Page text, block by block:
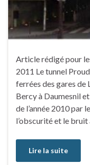
Article rédigé pour
2011 Le tunnel
ferrées des gares de
Bercy à Daumesnil
de l’année 2010 par
l’obscurité et le
Lire la suite